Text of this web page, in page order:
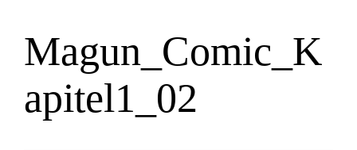
Zum
Inhalt
springen
Magun_Comic_K
apitel1_02